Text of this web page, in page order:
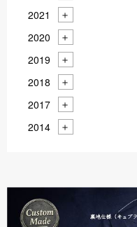
2021
2020
2019
2018
2017
2014